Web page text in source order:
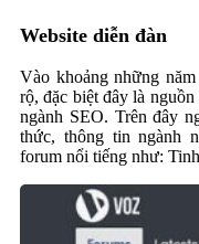
Website diễn đàn
Vào khoảng những
rộ, đặc biệt đây là
ngành SEO. Trên đây
thức, thông tin ngành
forum nổi tiếng như: